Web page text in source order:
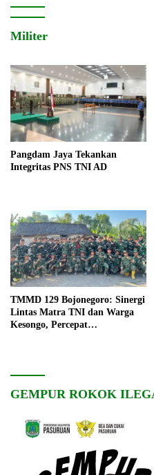
Militer
Pangdam Jaya Tekankan
Integritas PNS TNI AD
TMMD 129 Bojonegoro: Sinergi
Lintas Matra TNI dan Warga
Kesongo, Percepat
GEMPUR ROKOK